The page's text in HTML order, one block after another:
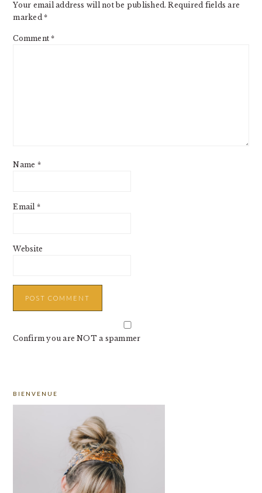
Your email address will not be published. Required fields are
marked*
Comment*
Name *
Email *
Website
Confirm you are NOT a spammer
SIDEBAR
BIENVENUE